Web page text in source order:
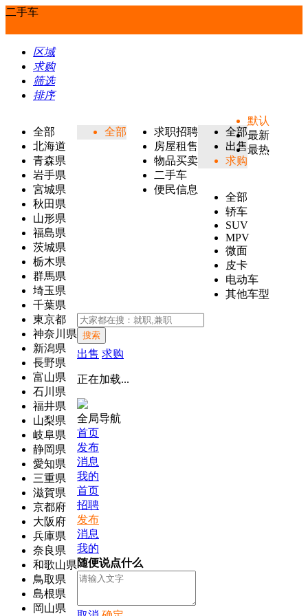
二手车
区域
求购
筛选
排序
全部
北海道
青森県
岩手県
宮城県
秋田県
山形県
福島県
茨城県
栃木県
群馬県
埼玉県
千葉県
東京都
神奈川県
新潟県
長野県
富山県
石川県
福井県
山梨県
岐阜県
静岡県
愛知県
三重県
滋賀県
京都府
大阪府
兵庫県
奈良県
和歌山県
鳥取県
島根県
岡山県
全部
求职招聘
房屋租售
物品买卖
二手车
便民信息
全部
出售
求购
全部
轿车
SUV
MPV
微面
皮卡
电动车
其他车型
默认
最新
最热
搜索
出售 求购
正在加载...
全局导航
首页
发布
消息
我的
首页
招聘
发布
消息
我的
随便说点什么